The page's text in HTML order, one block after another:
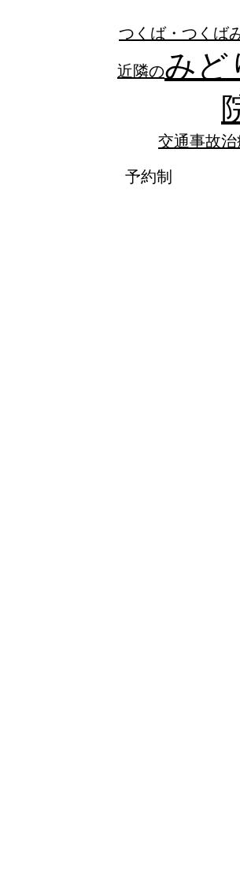
つくば・つくば
近隣のみど
交通事故
予約制